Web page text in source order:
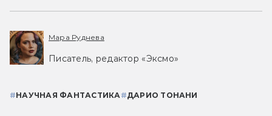
Мара Руднева
Писатель, редактор «Эксмо»
#НАУЧНАЯ ФАНТАСТИКА#ДАРИО ТОНАНИ